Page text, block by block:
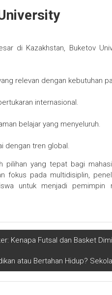
di Kazakhstan, Buketov
relevan dengan kebutuhan
internasional.
belajar yang menyeluruh.
dengan tren global.
pilihan yang tepat bagi
fokus pada multidisiplin,
untuk menjadi
Kenapa Futsal dan Basket
atau Bertahan Hidup?